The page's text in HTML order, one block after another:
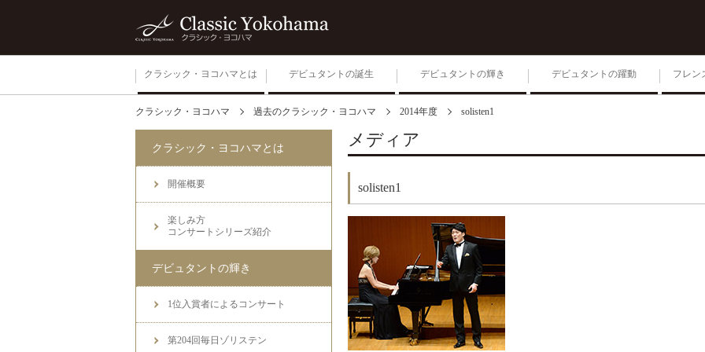
クラシック・ヨコハマとは
開催概要
楽しみ方
コンサートシリーズ紹介
デビュタントの誕生 デビュタントの輝き
1位入賞者によるコンサー
生きる 2026
デビュタントの躍動 フレン
クラシック・ヨコハマ 過去のクラシック・ヨコハマ 2014年度 solisten1
メディア
solisten1
クラシック・ヨコハマとは
開催概要
楽しみ方
コンサートシリーズ紹介
デビュタントの輝き
1位入賞者によるコンサート
第204回毎日ゾリステン